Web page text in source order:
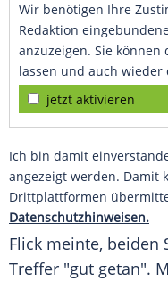
Wir benötigen Ihre
Redaktion
anzuzeigen. Sie
lassen und auch wieder
jetzt aktivieren
Ich bin damit
angezeigt werden. Damit
Drittplattformen
Datenschutzhinweisen.
Flick meinte, beiden
Treffer "gut getan".